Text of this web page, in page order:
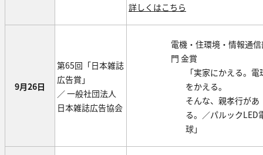
詳しくはこちら
9月26日
第65回「日本雑誌
広告賞」
／ 一般社団法人
日本雑誌広告協会
電機・住環境・情報通
門 金賞
「実家にかえる。電
をかえる。
そんな、親孝行があ
る。／パルックLED
球」